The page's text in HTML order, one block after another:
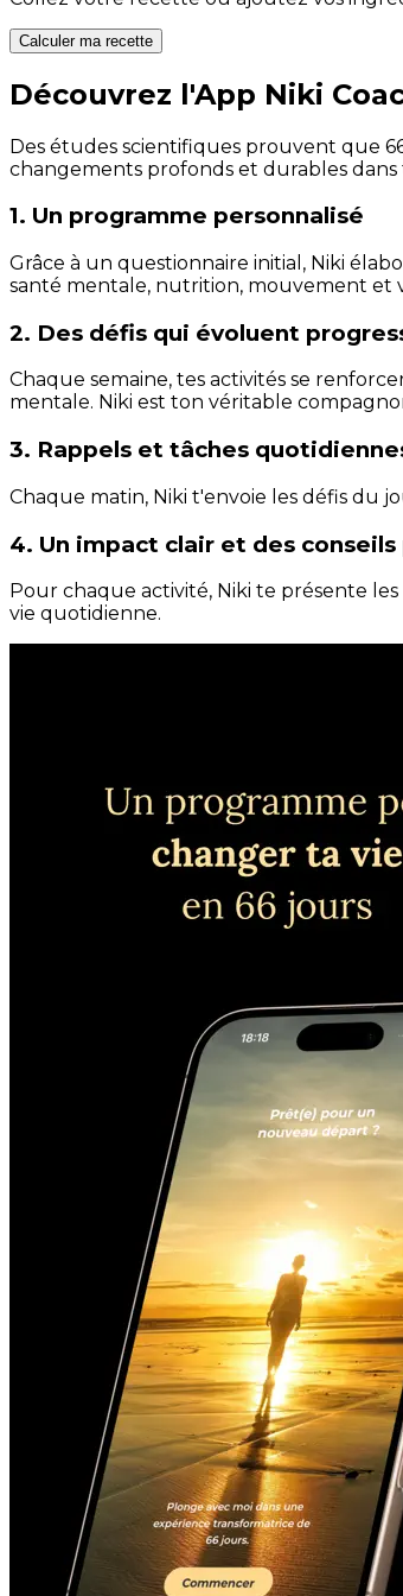
Calculer ma recette
Découvrez l'App Niki
Des études scientifiques prouvent que
changements profonds et durables dans
1. Un programme personnalisé
Grâce à un questionnaire initial, Niki
santé mentale, nutrition, mouvement et
2. Des défis qui évoluent
Chaque semaine, tes activités se
mentale. Niki est ton véritable
3. Rappels et tâches
Chaque matin, Niki t'envoie les défis du
4. Un impact clair et des
Pour chaque activité, Niki te présente
vie quotidienne.